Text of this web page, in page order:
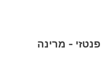
- מרינה